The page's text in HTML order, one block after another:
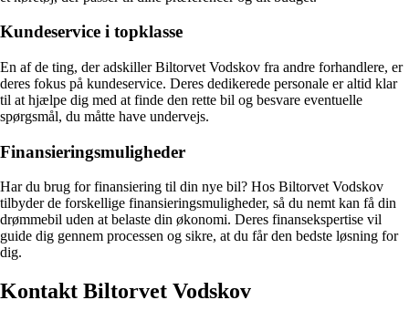
Kundeservice i topklasse
En af de ting, der adskiller Biltorvet Vodskov fra andre forhandlere, er
deres fokus på kundeservice. Deres dedikerede personale er altid klar
til at hjælpe dig med at finde den rette bil og besvare eventuelle
spørgsmål, du måtte have undervejs.
Finansieringsmuligheder
Har du brug for finansiering til din nye bil? Hos Biltorvet Vodskov
tilbyder de forskellige finansieringsmuligheder, så du nemt kan få din
drømmebil uden at belaste din økonomi. Deres finansekspertise vil
guide dig gennem processen og sikre, at du får den bedste løsning for
dig.
Kontakt Biltorvet Vodskov